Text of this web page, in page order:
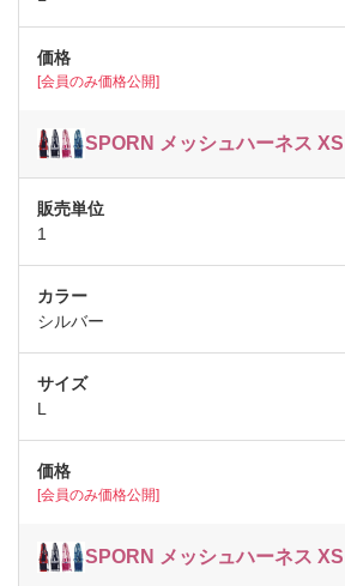
[会員のみ価格公開]
SPORN メッシュハーネス
1
シルバー
L
[会員のみ価格公開]
SPORN メッシュハーネス